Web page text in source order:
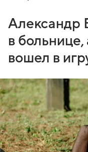
Александр
в
вошел в